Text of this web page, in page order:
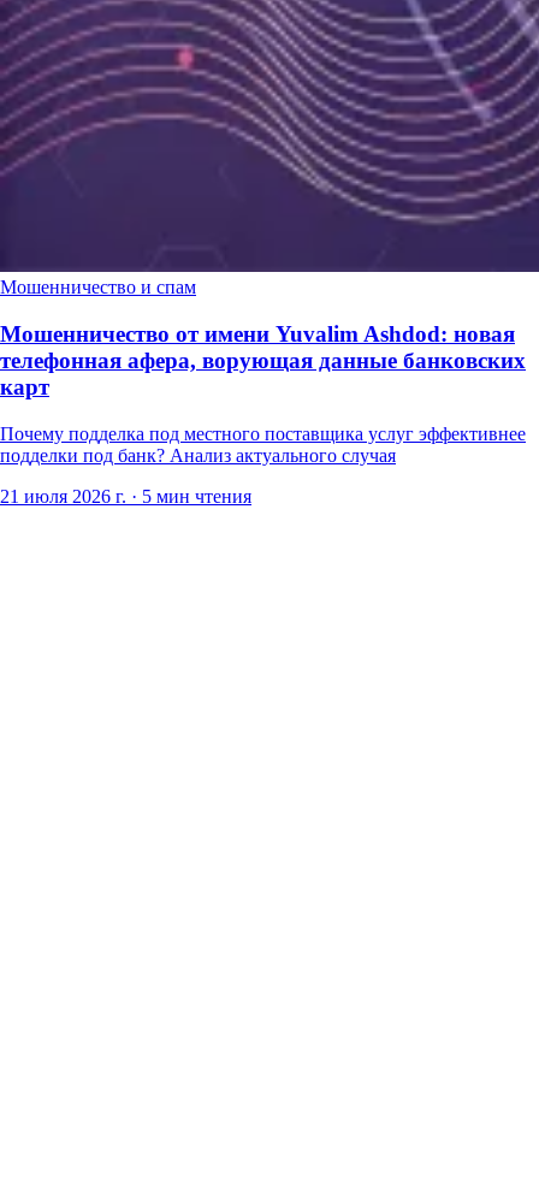
Мошенничество и спам
Мошенничество от имени Yuvalim Ashdod: новая
телефонная афера, ворующая данные банковских
карт
Почему подделка под местного поставщика услуг эффективнее
подделки под банк? Анализ актуального случая
21 июля 2026 г. · 5 мин чтения